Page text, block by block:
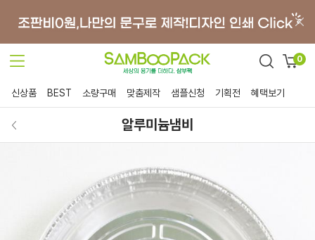
0
신상품 BEST 소량구매 맞춤제작 샘플신청 기획전 혜택보기
알루미늄냄비